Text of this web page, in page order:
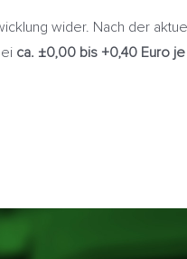
wider. Nach der
ca. ±0,00 bis +0,40 Euro